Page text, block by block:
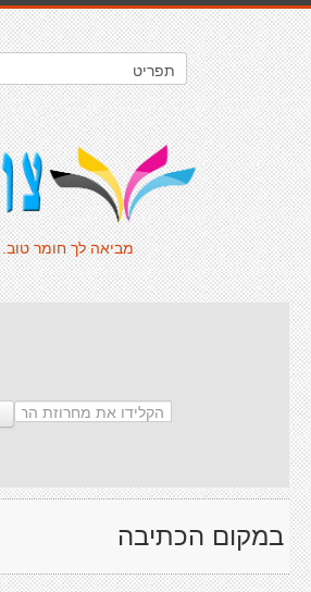
מביאה לך חומר טוב.
במקום הכתיבה